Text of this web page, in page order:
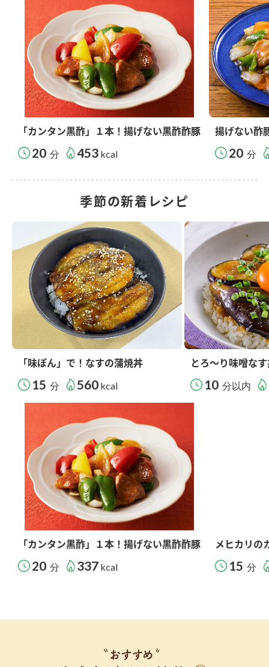
「カンタン黒酢」１本！揚げない黒酢酢豚
20 分 453 kcal
揚げない酢
20 分
季節の新着レシピ
「味ぽん」で！なすの蒲焼丼
15 分 560 kcal
とろ～り味噌な
10 分以内
「カンタン黒酢」１本！揚げない黒酢酢豚
20 分 337 kcal
メヒカリの
15 分